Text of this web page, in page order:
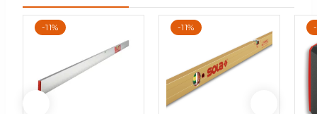
-11% -11%